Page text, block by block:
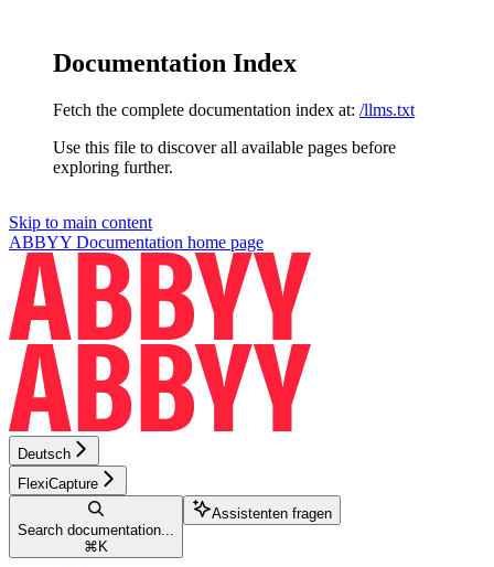
Documentation Index
Fetch the complete documentation index at: /llms.txt
Use this file to discover all available pages before
exploring further.
Skip to main content
ABBYY Documentation home page
Deutsch
FlexiCapture
Search documentation...
⌘ K
Assistenten fragen